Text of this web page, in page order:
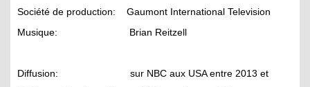
Société de production: Gaumont International Television
Musique: Brian Reitzell
Diffusion: sur NBC aux USA entre 2013 et